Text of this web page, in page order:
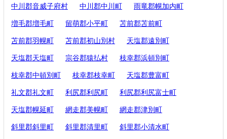
中川郡音威子府村 中川郡中川町 雨竜郡幌加内町
増毛郡増毛町 留萌郡小平町 苫前郡苫前町
苫前郡羽幌町 苫前郡初山別村 天塩郡遠別町
天塩郡天塩町 宗谷郡猿払村 枝幸郡浜頓別町
枝幸郡中頓別町 枝幸郡枝幸町 天塩郡豊富町
礼文郡礼文町 利尻郡利尻町 利尻郡利尻富士町
天塩郡幌延町 網走郡美幌町 網走郡津別町
斜里郡斜里町 斜里郡清里町 斜里郡小清水町